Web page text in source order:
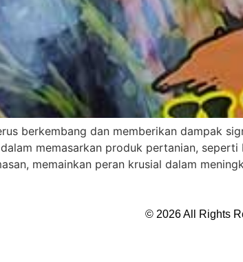
berkembang dan memberikan dampak
memasarkan produk pertanian,
memainkan peran krusial dalam
© 2026 All Rights